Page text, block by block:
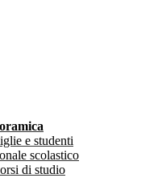
e studenti
scolastico
di studio